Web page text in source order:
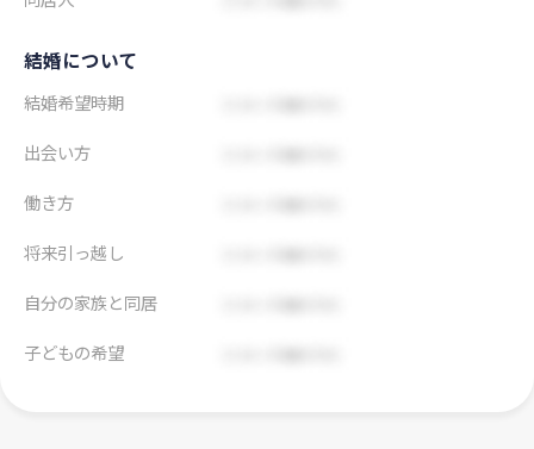
結婚について
結婚希望時期
出会い方
働き方
将来引っ越し
自分の家族と同居
子どもの希望